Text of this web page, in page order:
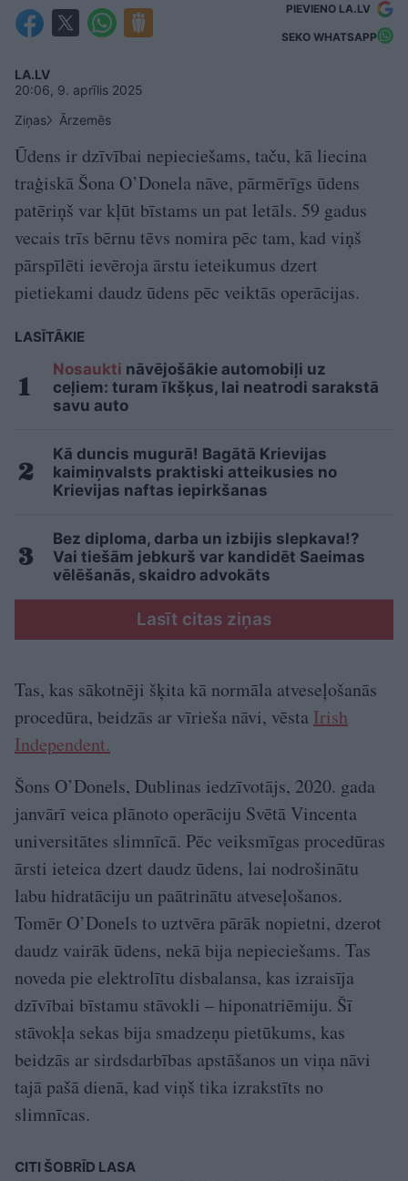
PIEVIENO LA.LV
SEKO WHATSAPP
LA.LV
20:06, 9. aprīlis 2025
Ziņas
Ārzemēs
Ūdens ir dzīvībai nepieciešams, taču, kā liecina
traģiskā Šona O’Donela nāve, pārmērīgs ūdens
patēriņš var kļūt bīstams un pat letāls. 59 gadus
vecais trīs bērnu tēvs nomira pēc tam, kad viņš
pārspīlēti ievēroja ārstu ieteikumus dzert
pietiekami daudz ūdens pēc veiktās operācijas.
LASĪTĀKIE
Nosaukti nāvējošākie automobiļi uz
ceļiem: turam īkšķus, lai neatrodi sarakstā
savu auto
Kā duncis mugurā! Bagātā Krievijas
kaimiņvalsts praktiski atteikusies no
Krievijas naftas iepirkšanas
Bez diploma, darba un izbijis slepkava!?
Vai tiešām jebkurš var kandidēt Saeimas
vēlēšanās, skaidro advokāts
Lasīt citas ziņas
Tas, kas sākotnēji šķita kā normāla atveseļošanās
procedūra, beidzās ar vīrieša nāvi, vēsta Irish
Independent.
Šons O’Donels, Dublinas iedzīvotājs, 2020. gada
janvārī veica plānoto operāciju Svētā Vincenta
universitātes slimnīcā. Pēc veiksmīgas procedūras
ārsti ieteica dzert daudz ūdens, lai nodrošinātu
labu hidratāciju un paātrinātu atveseļošanos.
Tomēr O’Donels to uztvēra pārāk nopietni, dzerot
daudz vairāk ūdens, nekā bija nepieciešams. Tas
noveda pie elektrolītu disbalansa, kas izraisīja
dzīvībai bīstamu stāvokli – hiponatriēmiju. Šī
stāvokļa sekas bija smadzeņu pietūkums, kas
beidzās ar sirdsdarbības apstāšanos un viņa nāvi
tajā pašā dienā, kad viņš tika izrakstīts no
slimnīcas.
CITI ŠOBRĪD LASA